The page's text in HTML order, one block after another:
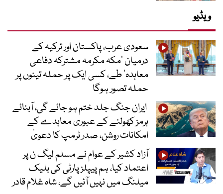
ویڈیو
سعودی عرب، پاکستان اور ترکیہ کے
درمیان ’مکہ مکرمہ مشترکہ دفاعی
معاہدہ‘ طے، کسی ایک پر حملہ تینوں پر
حملہ تصور ہوگا
ایران جنگ جلد ختم ہو جائے گی، آبنائے
ہرمز کھولنے کے عبوری معاہدے کے
امکانات روشن، صدر ٹرمپ کا دعویٰ
آزاد کشیر کے عوام نے مسلم لیگ ن پر
اعتماد کیا، ہم پیپلز پارٹی کی بلیک
میلنگ میں نہیں آئیں گے، شاہ غلام قادر